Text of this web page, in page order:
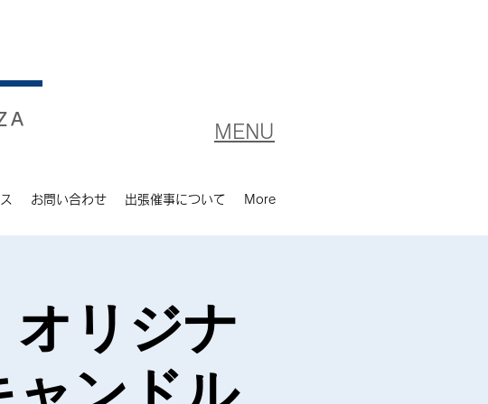
MENU
お問い合わせ 出張催事について More
リジナ